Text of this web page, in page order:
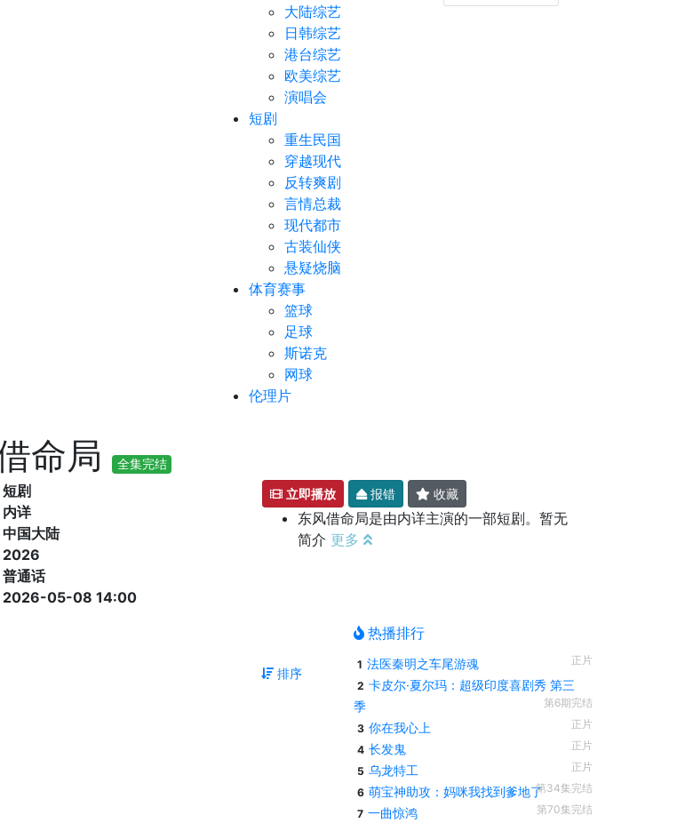
大陆综艺
日韩综艺
港台综艺
欧美综艺
演唱会
短剧
重生民国
穿越现代
反转爽剧
言情总裁
现代都市
古装仙侠
悬疑烧脑
体育赛事
篮球
足球
斯诺克
网球
伦理片
命局 全集完结
短剧
内详
中国大陆
2026
普通话
2026-05-08 14:00
立即播放 报错 收藏
东风借命局是由内详主演的一部短剧。暂无
简介 更多
排序
热播排行
1 法医秦明之车尾游魂
正片
2 卡皮尔·夏尔玛：超级印度喜剧秀 第三
季
第6期完结
3 你在我心上
正片
4 长发鬼
正片
5 乌龙特工
正片
6 萌宝神助攻：妈咪我找到爹地了第34集完结
7 一曲惊鸿
第70集完结